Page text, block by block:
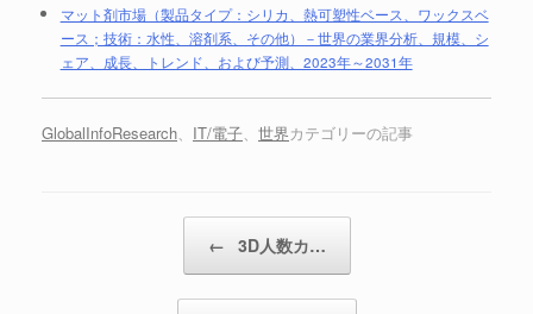
マット剤市場（製品タイプ：シリカ、熱可塑性ベース、ワックスベ
ース；技術：水性、溶剤系、その他）－世界の業界分析、規模、シ
ェア、成長、トレンド、および予測、2023年～2031年
GlobalInfoResearch、 IT/電子、 世界カテゴリーの記事
← 3D人数カ…